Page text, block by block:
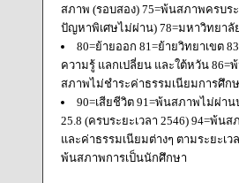
สภาพ (รอบสอง) 75=พ้นสภาพครบ
ปัญหาพิเศษไม่ผ่าน) 78=มหาวิทยา
80=ย้ายออก 81=ย้ายวิทยาเขต
ความรู้ แลกเปลี่ยน และใต้หวัน
สภาพไม่ชำระค่าธรรมเนียมการศึก
90=เสียชีวิต 91=พ้นสภาพไม่ผ่า
25.8 (ครบระยะเวลา 2546) 94=พ้
และค่าธรรมเนียมต่างๆ ตามระยะเ
พ้นสภาพการเป็นนักศึกษา